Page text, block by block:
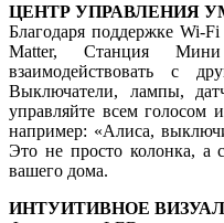
ЦЕНТР УПРАВЛЕНИЯ
Благодаря поддержке Wi-
Matter, Станция
взаимодействовать с
Выключатели, лампы,
управляйте всем голосом
например: «Алиса,
Это не просто колонка, а
вашего дома.
ИНТУИТИВНОЕ